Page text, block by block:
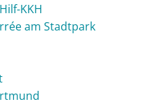
KKH
am Stadtpark